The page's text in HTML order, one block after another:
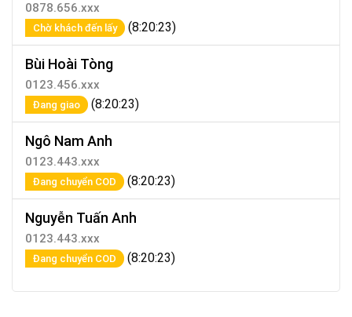
0878.656.xxx
Chờ khách đến lấy (8:20:23)
Bùi Hoài Tòng
0123.456.xxx
Đang giao (8:20:23)
Ngô Nam Anh
0123.443.xxx
Đang chuyển COD (8:20:23)
Nguyễn Tuấn Anh
0123.443.xxx
Đang chuyển COD (8:20:23)